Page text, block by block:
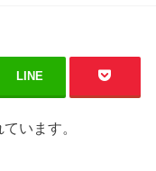
LINE
います。